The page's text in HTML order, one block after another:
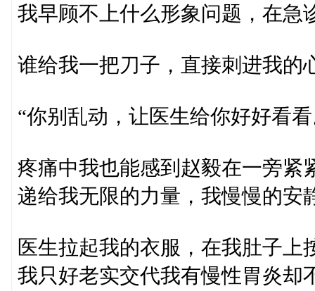
我早顾不上什么形象问题，在急
谁给我一把刀子，直接刺进我的
“你别乱动，让医生给你好好看看
疼痛中我也能感到赵毅在一旁紧
递给我无限的力量，我慢慢的安
医生拉起我的衣服，在我肚子
我只好老实交代我有慢性胃炎却